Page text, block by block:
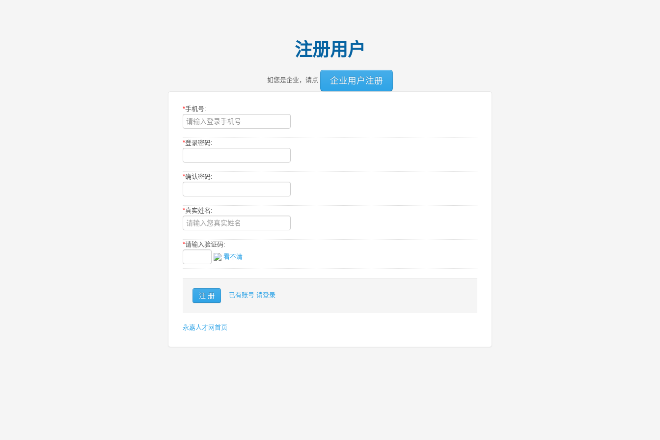
注册用户
如您是企业，请点 企业用户注册
*手机号:
*登录密码:
*确认密码:
*真实姓名:
*请输入验证码:
看不清
已有账号 请登录
永嘉人才网首页